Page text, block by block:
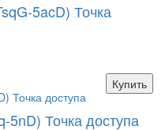
5acD) Точка
Купить
5nD) Точка доступа